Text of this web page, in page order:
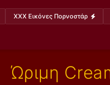
XXX Εικόνες Πορνοστάρ
Ώριμη